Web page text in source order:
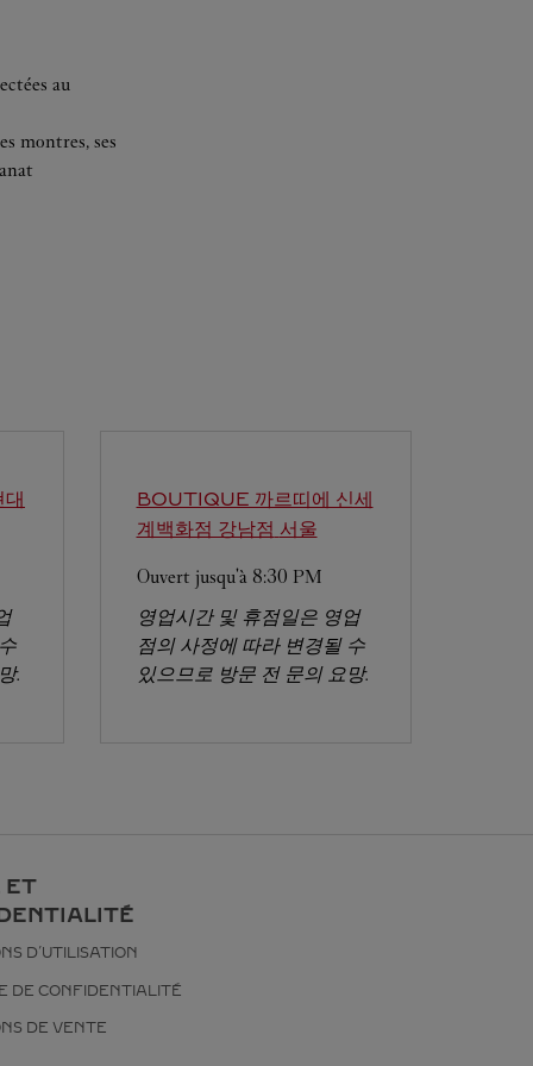
au
montres, ses
.
BOUTIQUE 까르띠에 신세
계백화점 강남점 서울
Ouvert jusqu'à 8:30 PM
영업시간 및 휴점일은 영업
점의 사정에 따라 변경될 수
있으므로 방문 전 문의 요망.
ET
D’UTILISATION
DE CONFIDENTIALITÉ
DE VENTE